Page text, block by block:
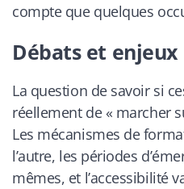
compte que quelques
Débats et enjeux
La question de savoir si
réellement de « marcher
Les mécanismes de
l’autre, les périodes
mêmes, et l’accessibilité